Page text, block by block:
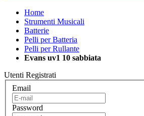
Home
Strumenti Musicali
Batterie
Pelli per Batteria
Pelli per Rullante
Evans uv1 10 sabbiata
Utenti Registrati
Email
Password